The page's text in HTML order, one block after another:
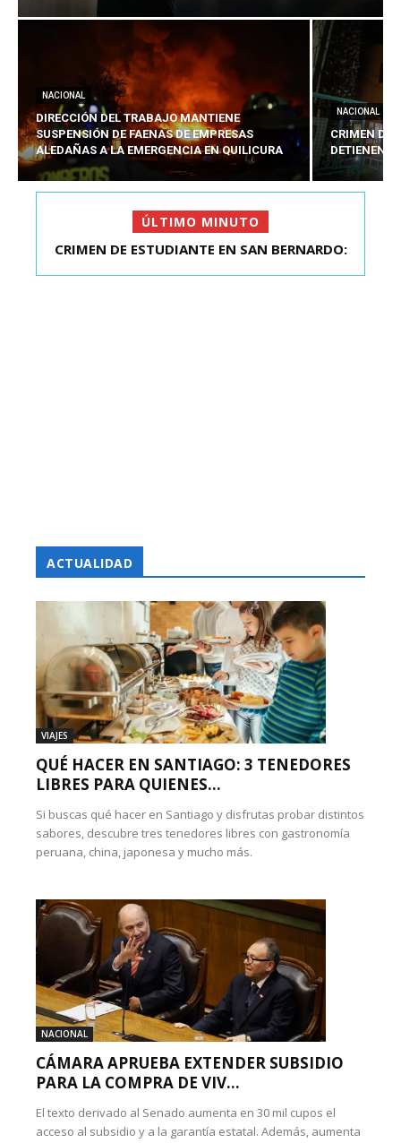
NACIONAL
DIRECCIÓN DEL TRABAJO MANTIENE
SUSPENSIÓN DE FAENAS DE EMPRESAS
ALEDAÑAS A LA EMERGENCIA EN QUILICURA
NACIONAL
CRIMEN DE
DETIENEN
ÚLTIMO MINUTO
FIESTA EN EL MONUMENTAL: LA
CRIMEN DE ESTUDIANTE EN SAN BERNARDO:
ACTUALIDAD
VIAJES
QUÉ HACER EN SANTIAGO: 3 TENEDORES
LIBRES PARA QUIENES...
Si buscas qué hacer en Santiago y disfrutas probar distintos
sabores, descubre tres tenedores libres con gastronomía
peruana, china, japonesa y mucho más.
NACIONAL
CÁMARA APRUEBA EXTENDER SUBSIDIO
PARA LA COMPRA DE VIV...
El texto derivado al Senado aumenta en 30 mil cupos el
acceso al subsidio y a la garantía estatal. Además, aumenta